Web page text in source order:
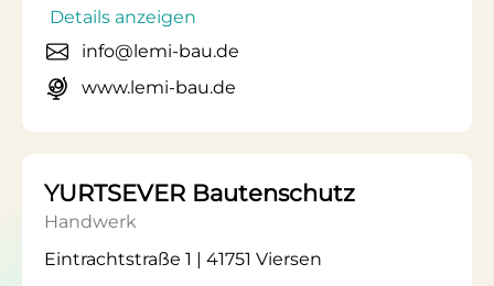
Details anzeigen
info@lemi-bau.de
www.lemi-bau.de
YURTSEVER Bautenschutz
Handwerk
Eintrachtstraße 1 | 41751 Viersen